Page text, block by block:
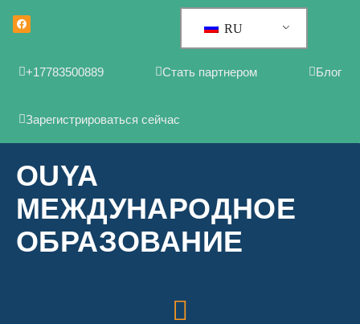
RU
+17783500889 Стать партнером Блог
Зарегистрироваться сейчас
OUYA
МЕЖДУНАРОДНОЕ
ОБРАЗОВАНИЕ